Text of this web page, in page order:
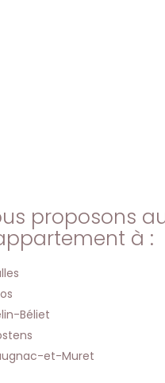
proposons
à :
Béliet
et-Muret